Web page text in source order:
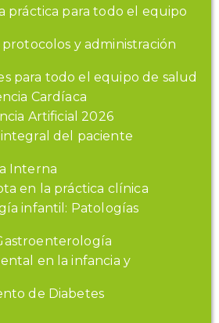
práctica para todo el equipo
y administración
para todo el equipo de salud
Cardíaca
Artificial 2026
del paciente
Interna
en la práctica clínica
infantil: Patologías
en la infancia y
de Diabetes